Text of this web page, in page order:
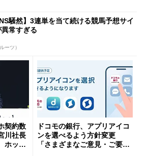
騒然】3連単を当て続ける競馬予想サイ
異常すぎる
ーツ）
契約数
川社長
ホッピ
ドコモの銀行、アプリアイコ
ンを選べるよう方針変更
「さまざまなご意見・ご要望